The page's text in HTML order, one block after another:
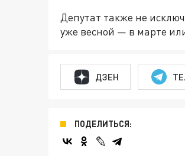
Депутат также не
уже весной — в марте
ДЗЕН
ПОДЕЛИТЬСЯ: